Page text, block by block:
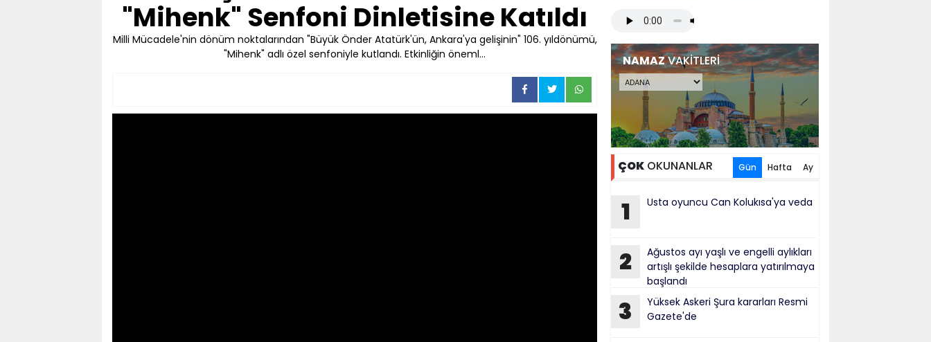
"Mihenk" Senfoni Dinletisine Katıldı
Milli Mücadele'nin dönüm noktalarından "Büyük Önder Atatürk'ün, Ankara'ya gelişinin" 106. yıldönümü,
"Mihenk" adlı özel senfoniyle kutlandı. Etkinliğin öneml...
NAMAZVAKİTLERİ
ÇOK OKUNANLAR Gün Hafta Ay
1 Usta oyuncu Can Kolukısa'ya veda
2
Ağustos ayı yaşlı ve engelli aylıkları
artışlı şekilde hesaplara yatırılmaya
başlandı
3
Yüksek Askeri Şura kararları Resmi
Gazete'de